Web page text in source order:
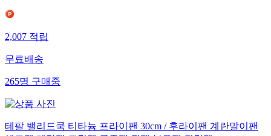
2,007적립
무료배송
265명구매중
테팔 밸리드쿡 티타늄 프라이팬 30cm / 후라이팬 계란말이팬